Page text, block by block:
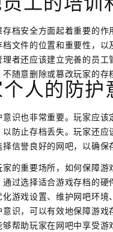
档安全方面起着重要的作
文件的位置和重要性，以
者还应该建立完善的员工
随意删除或篡改玩家的存
人的防护
识也非常重要。玩家应该
防止存档丢失。玩家还应
信誉良好的网吧，以确保
的重要场所，如何保障游
过选择适合游戏存档的硬
游戏设置、维护网吧环境
识，可以有效地保障游戏
帮助玩家在网吧中享受游